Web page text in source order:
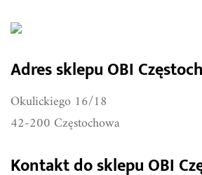
Adres sklepu OBI
Okulickiego 16/18
42-200 Częstochowa
Kontakt do sklepu OBI